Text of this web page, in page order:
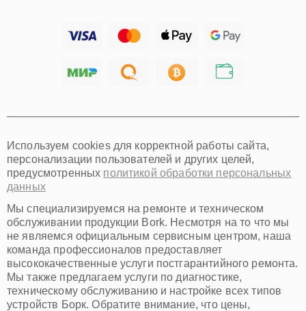
Хабаровск
Иркутск
Омск
Красноярск
Пермь
Ульяновск
Киров
Архангельск
Астрахань
Белгород
Благовещенск
Брянск
Владивосток
Используем cookies для корректной работы сайта,
персонализации пользователей и других целей,
предусмотренных политикой обработки персональных
данных
Мы специализируемся на ремонте и техническом
обслуживании продукции Bork. Несмотря на то что мы
не являемся официальным сервисным центром, наша
команда профессионалов предоставляет
высококачественные услуги постгарантийного ремонта.
Мы также предлагаем услуги по диагностике,
техническому обслуживанию и настройке всех типов
устройств Борк. Обратите внимание, что цены,